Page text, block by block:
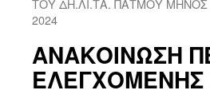
ΤΟΥ ΔΗ.ΛΙ.ΤΑ. ΠΑΤΜΟΥ
2024
ΑΝΑΚΟΙΝΩΣΗ